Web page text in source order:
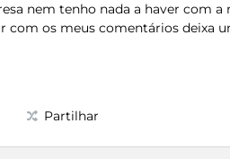
nem tenho nada a haver com a
com os meus comentários deixa
Partilhar